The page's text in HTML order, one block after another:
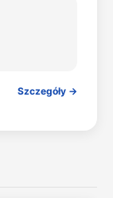
Szczegóły →